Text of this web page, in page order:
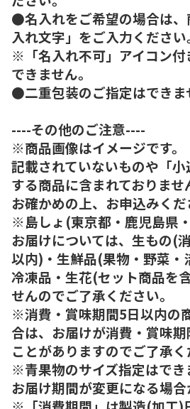
●名入れをご希望の場合は、
入れ文字」をご入力ください
※「名入れ不可」アイコン付
できません。
●二重包装のご指定はできま
----その他のご注意----
※商品画像はイメージです。
記載されていないものや「
する商品に含まれておりま
お確かめの上、お申込みくだ
※島しょ(東京都・鹿児島県
お届けについては、生もの(
以内)・生鮮品(果物・野菜・
冷凍品・生花(セット商品を
せんのでご了承ください。
※消費・賞味期間5日以内の
合は、お届けが消費・賞味
ことがありますのでご了承く
※青果物のサイズ指定はでき
お届け期間が変更になる場合